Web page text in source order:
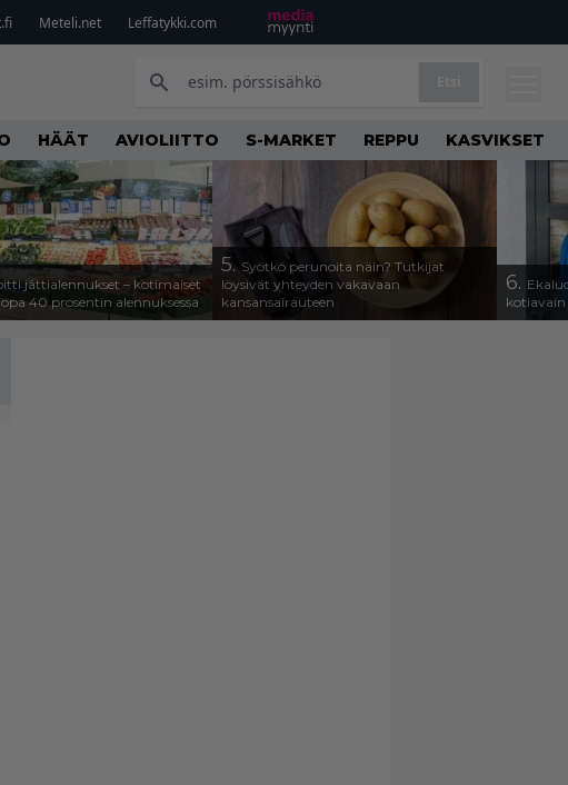
Meteli.net Leffatykki.com
HÄÄT AVIOLIITTO S-MARKET REPPU KASVIKSET
jättialennukset – kotimaiset
40 prosentin alennuksessa
5. Syötkö perunoita näin? Tutkijat
löysivät yhteyden vakavaan
kansansairauteen
6.
kotiavain